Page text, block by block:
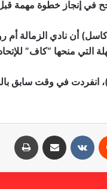
في إنجاز خطوة مهمة
كاسل) أن نادي الزمالة
التي منحها “كاف”
انفردت في وقت سابق